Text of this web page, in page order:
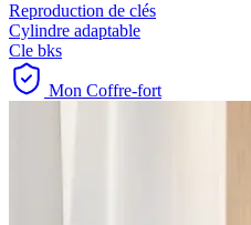
Reproduction de clés
Cylindre adaptable
Cle bks
Mon Coffre-fort